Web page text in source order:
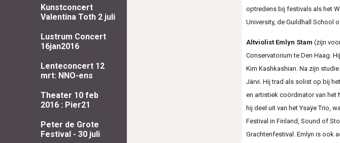
Kunstconcert
Valentina Toth 2 juli
Lustrum Concert
16jan2016
Lenteconcert 12
mrt: NNO-ens
Theater 10 feb
2016 : Pier21
Peter de Grote
Festival - 30 juli
optredens bij festivals als het
University, de Guildhall School
Altviolist Emlyn Stam (zijn
Conservatorium te Den Haag.
Kim Kashkashian. Na zijn
Järvi. Hij trad als solist op bij
en artistiek coördinator van het
hij deel uit van het Ysaÿe Trio,
Festival in Finland, Sound of
Grachtenfestival. Emlyn is ook